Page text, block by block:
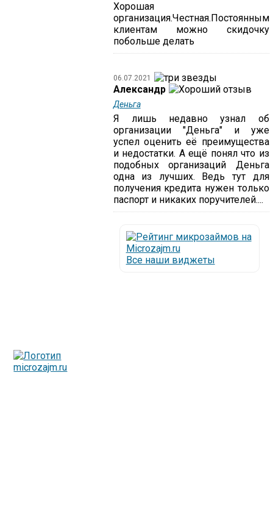
Хорошая
организация.Честная.Постоянным
клиентам можно скидочку
побольше делать
06.07.2021
Александр
Деньга
Я лишь недавно узнал об
организации "Деньга" и уже
успел оценить её преимущества
и недостатки. А ещё понял что из
подобных организаций Деньга
одна из лучших. Ведь тут для
получения кредита нужен только
паспорт и никаких поручителей....
Все наши виджеты